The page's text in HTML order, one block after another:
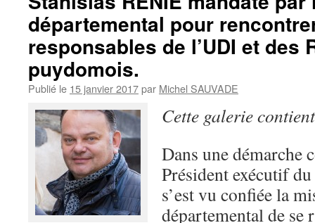
départemental pour
responsables de l’UDI et des
puydomois.
Publié le 15 janvier 2017par Michel SAUVADE
Cette galerie
Dans une démarche
Président exécutif
s’est vu confiée la
départemental de se